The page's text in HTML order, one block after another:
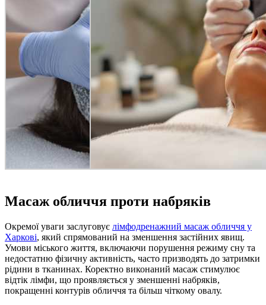
Масаж обличчя проти набряків
Окремої уваги заслуговує лімфодренажний масаж обличчя у
Харкові, який спрямований на зменшення застійних явищ.
Умови міського життя, включаючи порушення режиму сну та
недостатню фізичну активність, часто призводять до затримки
рідини в тканинах. Коректно виконаний масаж стимулює
відтік лімфи, що проявляється у зменшенні набряків,
покращенні контурів обличчя та більш чіткому овалу.